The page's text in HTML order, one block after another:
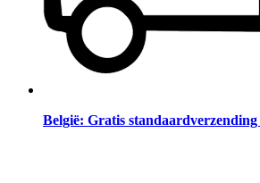
België: Gratis standaardverzending